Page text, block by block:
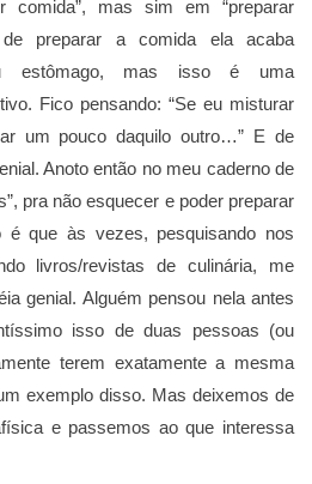
comida”, mas sim em “preparar
preparar a comida ela acaba
estômago, mas isso é uma
Fico pensando: “Se eu misturar
um pouco daquilo outro…” E de
Anoto então no meu caderno de
pra não esquecer e poder preparar
é que às vezes, pesquisando nos
livros/revistas de culinária, me
genial. Alguém pensou nela antes
isso de duas pessoas (ou
terem exatamente a mesma
exemplo disso. Mas deixemos de
e passemos ao que interessa